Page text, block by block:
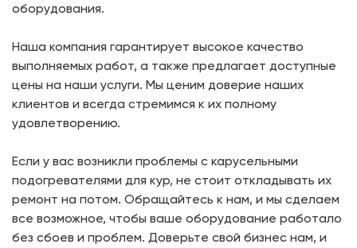
оборудования.
Наша компания гарантирует высокое качество
выполняемых работ, а также предлагает доступные
цены на наши услуги. Мы ценим доверие наших
клиентов и всегда стремимся к их полному
удовлетворению.
Если у вас возникли проблемы с карусельными
подогревателями для кур, не стоит откладывать их
ремонт на потом. Обращайтесь к нам, и мы сделаем
все возможное, чтобы ваше оборудование работало
без сбоев и проблем. Доверьте свой бизнес нам, и